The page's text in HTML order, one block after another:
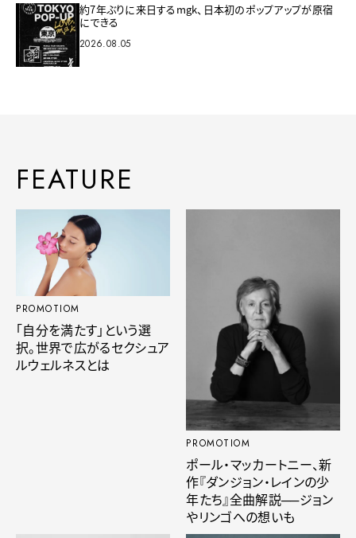
約7年ぶりに来日するmgk、日本初のポップアップが原宿
にできる
2026.08.05
FEATURE
PROMOTIOM
「自分を満たす」という選
択。世界で広がるセクシュア
ルウェルネスとは
PROMOTIOM
ポール・マッカートニー、新
作『ダンジョン・レインの少
年たち』全曲解説──ジョン
やリンゴへの想いも